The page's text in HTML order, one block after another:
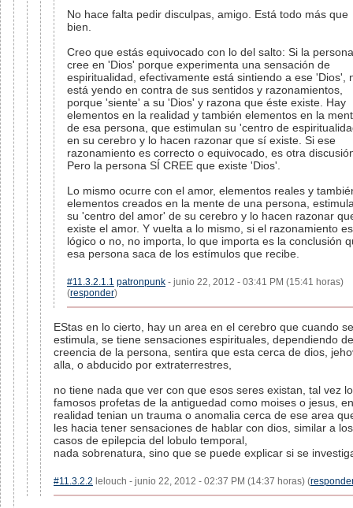
No hace falta pedir disculpas, amigo. Está todo más que
bien.
Creo que estás equivocado con lo del salto: Si la persona
cree en 'Dios' porque experimenta una sensación de
espiritualidad, efectivamente está sintiendo a ese 'Dios',
está yendo en contra de sus sentidos y razonamientos,
porque 'siente' a su 'Dios' y razona que éste existe. Hay
elementos en la realidad y también elementos en la
de esa persona, que estimulan su 'centro de
en su cerebro y lo hacen razonar que sí existe. Si ese
razonamiento es correcto o equivocado, es otra
Pero la persona SÍ CREE que existe 'Dios'.
Lo mismo ocurre con el amor, elementos reales y
elementos creados en la mente de una persona,
su 'centro del amor' de su cerebro y lo hacen razonar
existe el amor. Y vuelta a lo mismo, si el razonamiento es
lógico o no, no importa, lo que importa es la conclusión
esa persona saca de los estímulos que recibe.
#11.3.2.1.1 patronpunk - junio 22, 2012 - 03:41 PM (15:41 horas)
(responder)
EStas en lo cierto, hay un area en el cerebro que cuando se
estimula, se tiene sensaciones espirituales, dependiendo
creencia de la persona, sentira que esta cerca de dios,
alla, o abducido por extraterrestres,
no tiene nada que ver con que esos seres existan, tal vez
famosos profetas de la antiguedad como moises o jesus, en
realidad tenian un trauma o anomalia cerca de ese area
les hacia tener sensaciones de hablar con dios, similar a los
casos de epilepcia del lobulo temporal,
nada sobrenatura, sino que se puede explicar si se
#11.3.2.2 lelouch - junio 22, 2012 - 02:37 PM (14:37 horas) (